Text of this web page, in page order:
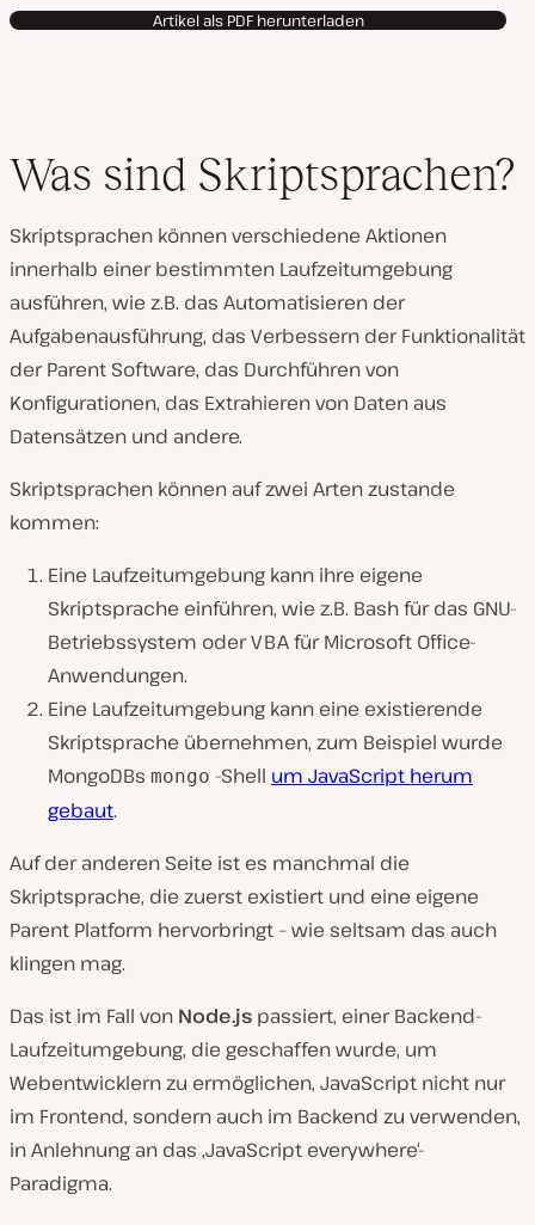
Artikel als PDF herunterladen
Was sind Skriptsprachen?
Skriptsprachen können verschiedene Aktionen
innerhalb einer bestimmten Laufzeitumgebung
ausführen, wie z.B. das Automatisieren der
Aufgabenausführung, das Verbessern der Funktionalität
der Parent Software, das Durchführen von
Konfigurationen, das Extrahieren von Daten aus
Datensätzen und andere.
Skriptsprachen können auf zwei Arten zustande
kommen:
Eine Laufzeitumgebung kann ihre eigene
Skriptsprache einführen, wie z.B. Bash für das GNU-
Betriebssystem oder VBA für Microsoft Office-
Anwendungen.
Eine Laufzeitumgebung kann eine existierende
Skriptsprache übernehmen, zum Beispiel wurde
MongoDBs mongo -Shell um JavaScript herum
gebaut.
Auf der anderen Seite ist es manchmal die
Skriptsprache, die zuerst existiert und eine eigene
Parent Platform hervorbringt – wie seltsam das auch
klingen mag.
Das ist im Fall von Node.js passiert, einer Backend-
Laufzeitumgebung, die geschaffen wurde, um
Webentwicklern zu ermöglichen, JavaScript nicht nur
im Frontend, sondern auch im Backend zu verwenden,
in Anlehnung an das ‚JavaScript everywhere‘-
Paradigma.